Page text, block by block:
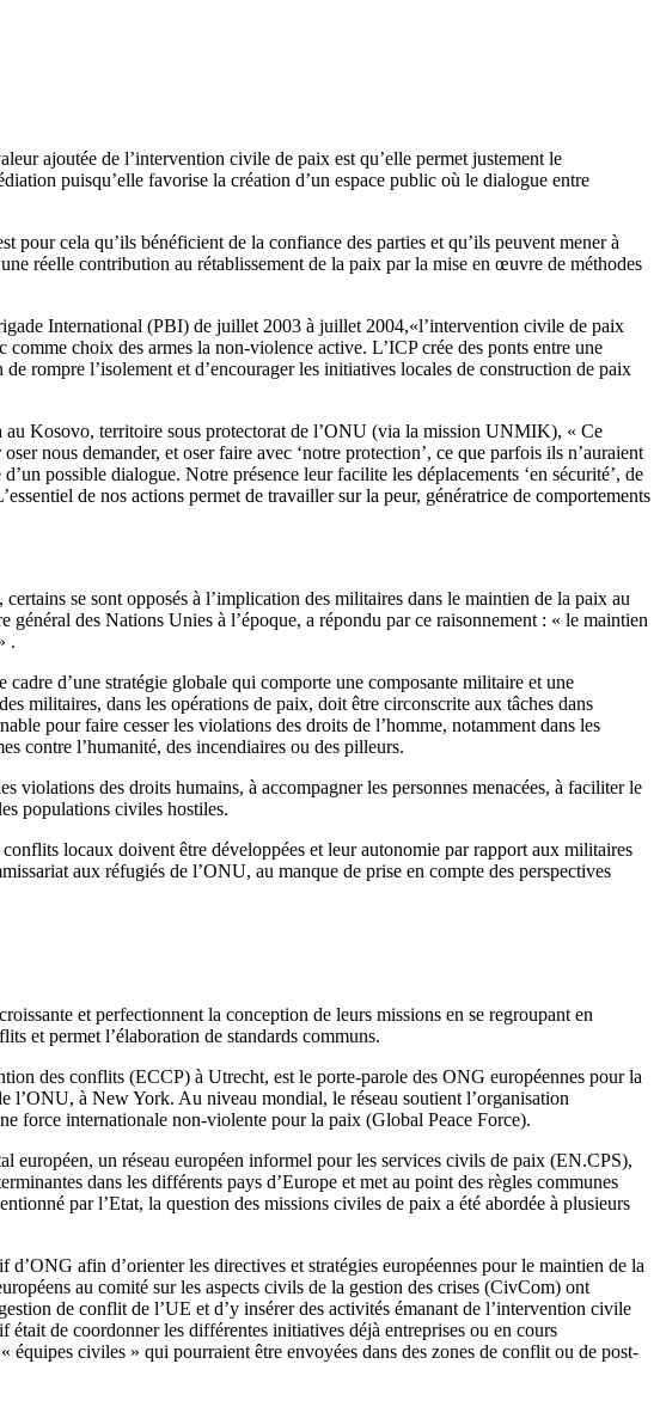
ajoutée de l’intervention civile de paix est qu’elle permet justement le
puisqu’elle favorise la création d’un espace public où le dialogue entre
pour cela qu’ils bénéficient de la confiance des parties et qu’ils peuvent mener à
réelle contribution au rétablissement de la paix par la mise en œuvre de méthodes
International (PBI) de juillet 2003 à juillet 2004,«l’intervention civile de paix
choix des armes la non-violence active. L’ICP crée des ponts entre une
rompre l’isolement et d’encourager les initiatives locales de construction de paix
Kosovo, territoire sous protectorat de l’ONU (via la mission UNMIK), « Ce
nous demander, et oser faire avec ‘notre protection’, ce que parfois ils n’auraient
possible dialogue. Notre présence leur facilite les déplacements ‘en sécurité’, de
de nos actions permet de travailler sur la peur, génératrice de comportements
se sont opposés à l’implication des militaires dans le maintien de la paix au
des Nations Unies à l’époque, a répondu par ce raisonnement : « le maintien
.
d’une stratégie globale qui comporte une composante militaire et une
militaires, dans les opérations de paix, doit être circonscrite aux tâches dans
pour faire cesser les violations des droits de l’homme, notamment dans les
contre l’humanité, des incendiaires ou des pilleurs.
violations des droits humains, à accompagner les personnes menacées, à faciliter le
populations civiles hostiles.
locaux doivent être développées et leur autonomie par rapport aux militaires
aux réfugiés de l’ONU, au manque de prise en compte des perspectives
et perfectionnent la conception de leurs missions en se regroupant en
et permet l’élaboration de standards communs.
des conflits (ECCP) à Utrecht, est le porte-parole des ONG européennes pour la
l’ONU, à New York. Au niveau mondial, le réseau soutient l’organisation
force internationale non-violente pour la paix (Global Peace Force).
un réseau européen informel pour les services civils de paix (EN.CPS),
dans les différents pays d’Europe et met au point des règles communes
par l’Etat, la question des missions civiles de paix a été abordée à plusieurs
afin d’orienter les directives et stratégies européennes pour le maintien de la
au comité sur les aspects civils de la gestion des crises (CivCom) ont
de conflit de l’UE et d’y insérer des activités émanant de l’intervention civile
de coordonner les différentes initiatives déjà entreprises ou en cours
équipes civiles » qui pourraient être envoyées dans des zones de conflit ou de post-